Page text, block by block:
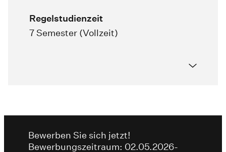
Regelstudienzeit
7 Semester (Vollzeit)
Bewerben Sie sich jetzt!
Bewerbungszeitraum: 02.05.2026-